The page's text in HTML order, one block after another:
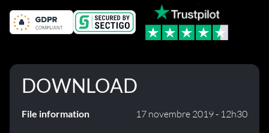
DOWNLOAD
File information 17 novembre 2019 - 12h30